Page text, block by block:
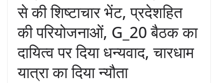
से की शिष्टाचार भेंट, प्रदेशहित
की परियोजनाओं, G_20 बैठक का
दायित्व पर दिया धन्यवाद, चारधाम
यात्रा का दिया न्यौता